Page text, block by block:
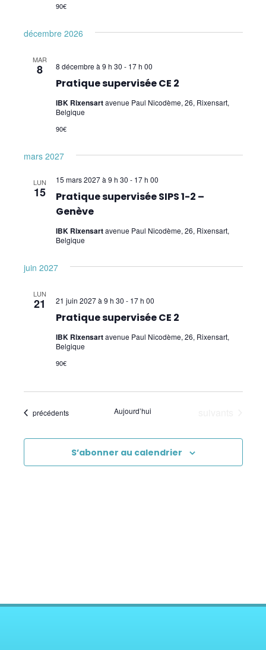
90€
décembre 2026
MAR
8
Pratique supervisée CE 2
8 décembre à 9 h 30 - 17 h 00
IBK Rixensartavenue Paul Nicodème, 26, Rixensart,
Belgique
90€
mars 2027
LUN
15
Pratique supervisée SIPS 1-2 –
Genève
15 mars 2027 à 9 h 30 - 17 h 00
IBK Rixensartavenue Paul Nicodème, 26, Rixensart,
Belgique
juin 2027
LUN
21
Pratique supervisée CE 2
21 juin 2027 à 9 h 30 - 17 h 00
IBK Rixensartavenue Paul Nicodème, 26, Rixensart,
Belgique
90€
Évènements
précédents Aujourd’hui
S’abonner au calendrier